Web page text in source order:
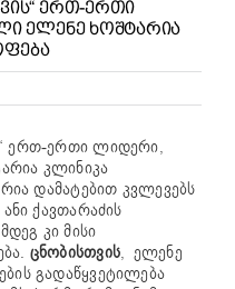
ᲔᲠᲗ-ᲔᲠᲗᲘ
ᲔᲚᲔᲜᲔ ᲮᲝᲨᲢᲐᲠᲘᲐ
ერთ-ერთი ლიდერი,
კლინიკა
დამატებით კვლევებს
ქავთარაძის
კი მისი
ცნობისთვის, ელენე
გადაწყვეტილება